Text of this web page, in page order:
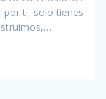
ti, solo tienes